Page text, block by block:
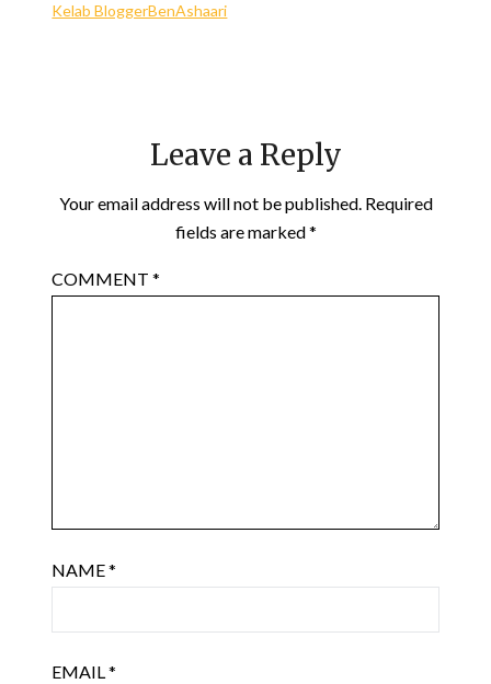
Kelab BloggerBenAshaari
Leave a Reply
Your email address will not be published. Required
fields are marked*
COMMENT*
NAME*
EMAIL*